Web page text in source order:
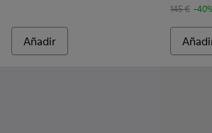
Añadir
145 € -